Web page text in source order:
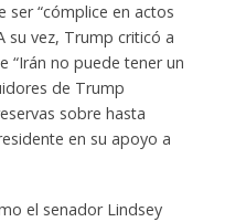
ser “cómplice en actos
su vez, Trump criticó a
“Irán no puede tener un
de Trump
sobre hasta
en su apoyo a
el senador Lindsey